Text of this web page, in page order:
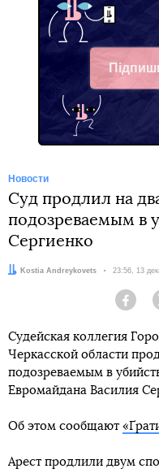
Новости
Суд продлил на
подозреваемым в
Сергиенко
Автор:Kostia Andreykovets Дата:
23:56, 13
Судейская коллегия
Черкасской области
подозреваемым в
Евромайдана Василия
Об этом сообщают
Арест продлили двум